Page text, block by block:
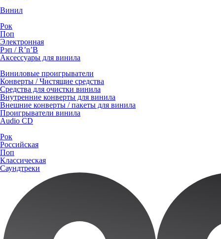
Винил
Рок
Поп
Электронная
Рэп / R’n’B
Аксессуары для винила
Виниловые проигрыватели
Конверты / Чистящие средства
Средства для очистки винила
Внутренние конверты для винила
Внешние конверты / пакеты для винила
Проигрыватели винила
Audio CD
Рок
Российская
Поп
Классическая
Саундтреки